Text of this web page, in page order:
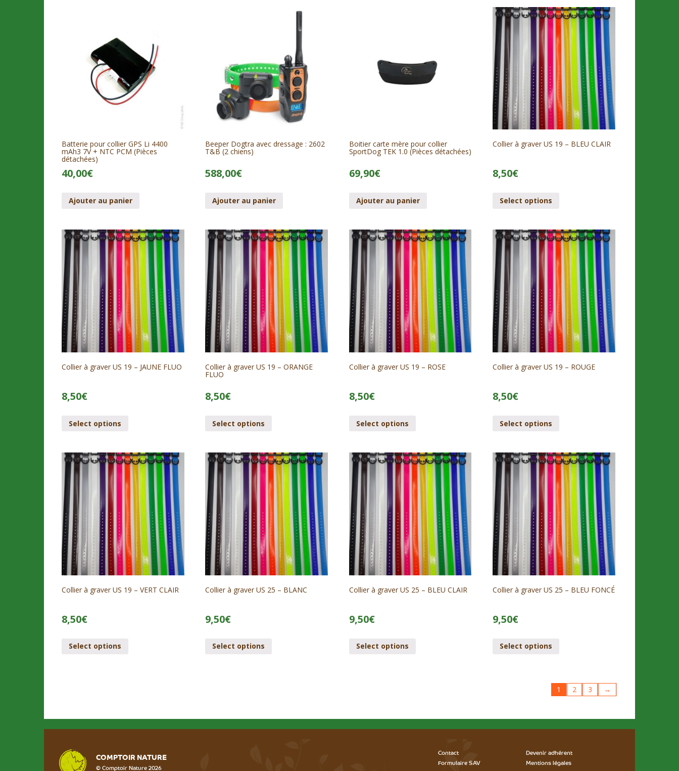
Batterie pour collier GPS Li 4400
mAh3 7V + NTC PCM (Pièces
détachées)
40,00€
Ajouter au panier
Beeper Dogtra avec dressage : 2602
T&B (2 chiens)
588,00€
Ajouter au panier
Boitier carte mère pour collier
SportDog TEK 1.0 (Pièces détachées)
69,90€
Ajouter au panier
Collier à graver US 19 – BLEU CLAIR
8,50€
Select options
Collier à graver US 19 – JAUNE FLUO
8,50€
Select options
Collier à graver US 19 – ORANGE
FLUO
8,50€
Select options
Collier à graver US 19 – ROSE
8,50€
Select options
Collier à graver US 19 – ROUGE
8,50€
Select options
Collier à graver US 19 – VERT CLAIR
8,50€
Select options
Collier à graver US 25 – BLANC
9,50€
Select options
Collier à graver US 25 – BLEU CLAIR
9,50€
Select options
Collier à graver US 25 – BLEU FONCÉ
9,50€
Select options
1 2 3 →
COMPTOIR NATURE
© Comptoir Nature 2026
Devenir adhérent
Mentions légales
Contact
Formulaire SAV